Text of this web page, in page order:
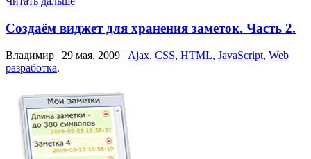
Создаём виджет для хранения заметок. Часть 2.
Владимир | 29 мая, 2009 | Ajax, CSS, HTML, JavaScript, Web
разработка.